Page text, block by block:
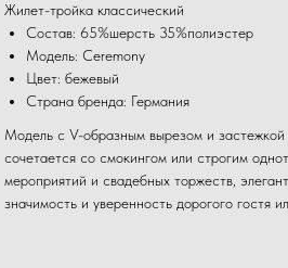
Жилет-тройка классический
Состав: 65%шерсть 35%полиэстер
Модель: Ceremony
Цвет: бежевый
Страна бренда: Германия
Модель с V-образным вырезом и
сочетается со смокингом или строгим
мероприятий и свадебных торжеств,
значимость и уверенность дорогого гостя